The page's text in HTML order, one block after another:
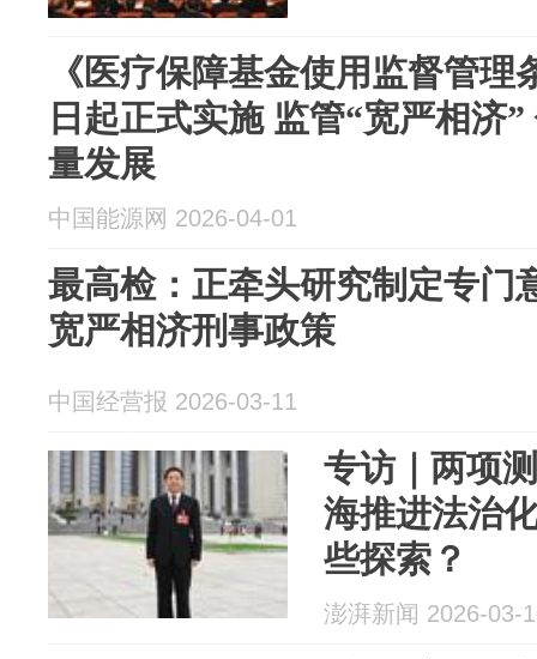
《医疗保障基金使用监督管理
日起正式实施 监管“宽严相济
量发展
中国能源网 2026-04-01
最高检：正牵头研究制定专门
宽严相济刑事政策
中国经营报 2026-03-11
专访｜两项
海推进法治
些探索？
澎湃新闻 2026-03-